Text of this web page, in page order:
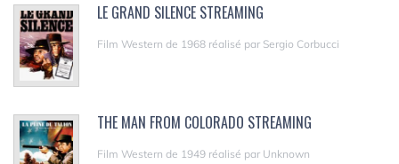
LE GRAND SILENCE STREAMING
Film Western de 1968 réalisé par Sergio Corbucci
THE MAN FROM COLORADO STREAMING
Film Western de 1949 réalisé par Unknown